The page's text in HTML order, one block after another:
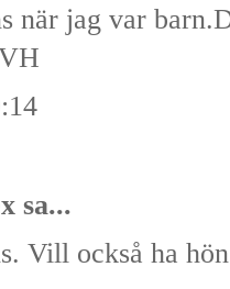
när jag var
sa...
Vill också ha